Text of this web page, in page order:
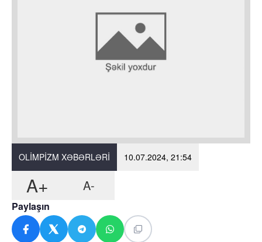
OLIMPIZM XƏBƏRLƏRI 10.07.2024, 21:54
A+ A-
Paylaşın